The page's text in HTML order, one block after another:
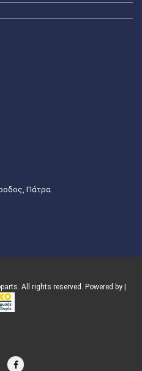
Πάτρα
All rights reserved. Powered by |